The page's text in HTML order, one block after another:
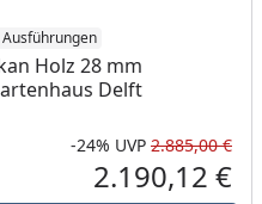
ProzentPreis
Holz 28 mm
Delft
-24% UVP 2.885,00 €
2.190,12 €